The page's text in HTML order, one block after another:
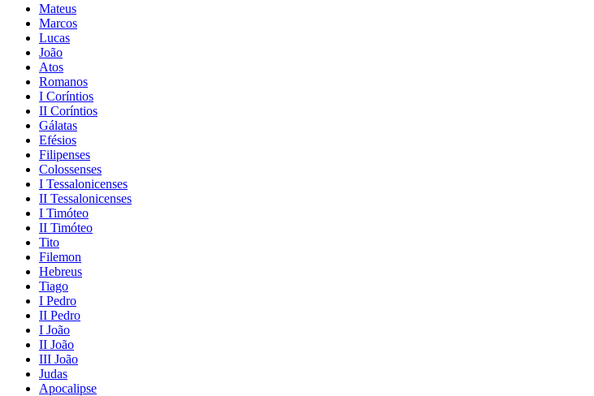
Mateus
Marcos
Lucas
João
Atos
Romanos
I Coríntios
II Coríntios
Gálatas
Efésios
Filipenses
Colossenses
I Tessalonicenses
II Tessalonicenses
I Timóteo
II Timóteo
Tito
Filemon
Hebreus
Tiago
I Pedro
II Pedro
I João
II João
III João
Judas
Apocalipse